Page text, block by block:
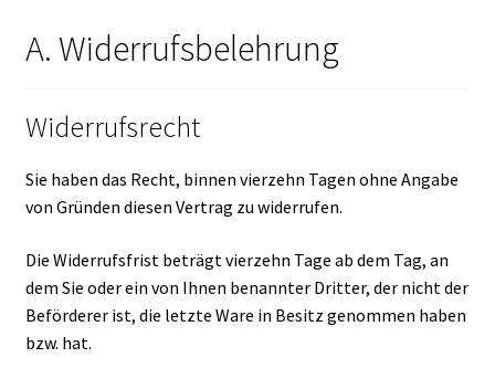
A. Widerrufsbelehrung
Widerrufsrecht
Sie haben das Recht, binnen vierzehn Tagen ohne Angabe
von Gründen diesen Vertrag zu widerrufen.
Die Widerrufsfrist beträgt vierzehn Tage ab dem Tag, an
dem Sie oder ein von Ihnen benannter Dritter, der nicht der
Beförderer ist, die letzte Ware in Besitz genommen haben
bzw. hat.